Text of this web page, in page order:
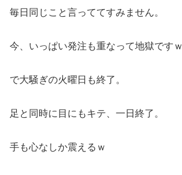
毎日同じこと言っててすみません。
今、いっぱい発注も重なって地獄ですｗ
で大騒ぎの火曜日も終了。
足と同時に目にもキテ、一日終了。
手も心なしか震えるｗ